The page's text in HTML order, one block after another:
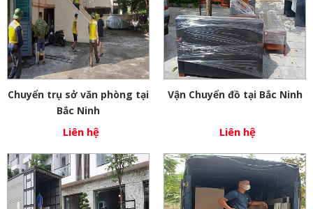
Chuyển trụ sở văn phòng tại
Bắc Ninh
Liên hệ
Vận Chuyển đồ tại Bắc Ninh
Liên hệ